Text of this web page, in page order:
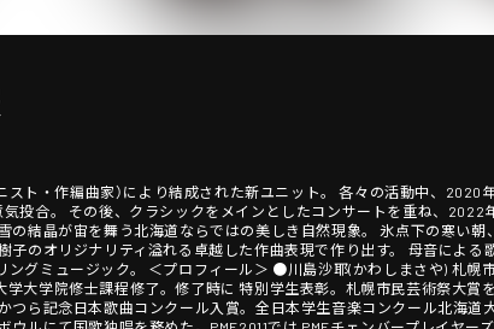
ニスト・作編曲家）により結成された新ユニット。 各々の活動中、
気投合。 その後、クラシックをメインとしたコンサートを重ね、
の結晶が宙を舞う北海道ならではの美しき自然現象。 氷点下の寒い
子のオリジナリティ溢れる卓越した作曲表現で作り出す。 母音による
グミュージック。 ＜プロフィール＞ ●川島沙耶(かわしまさや) 札幌
大学院修士課程修了。修了時に 特別学生表彰。札幌市民芸術祭大賞
つら記念日本歌曲コンクール入賞。全日本学生音楽コンクール北海道